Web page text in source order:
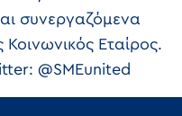
συνεργαζόμενα
Εταίρος.
@SMEunited